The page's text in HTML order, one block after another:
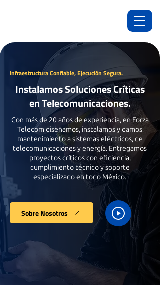
Infraestructura Confiable, Ejecución Segura.
Instalamos Soluciones Críticas
en Telecomunicaciones.
Con más de 20 años de experiencia, en Forza
Telecom diseñamos, instalamos y damos
mantenimiento a sistemas eléctricos, de
telecomunicaciones y energía. Entregamos
proyectos críticos con eficiencia,
cumplimiento técnico y soporte
especializado en todo México.
Sobre Nosotros